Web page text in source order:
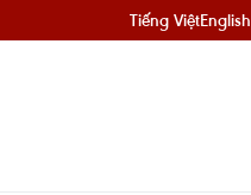
Tiếng ViệtEnglish